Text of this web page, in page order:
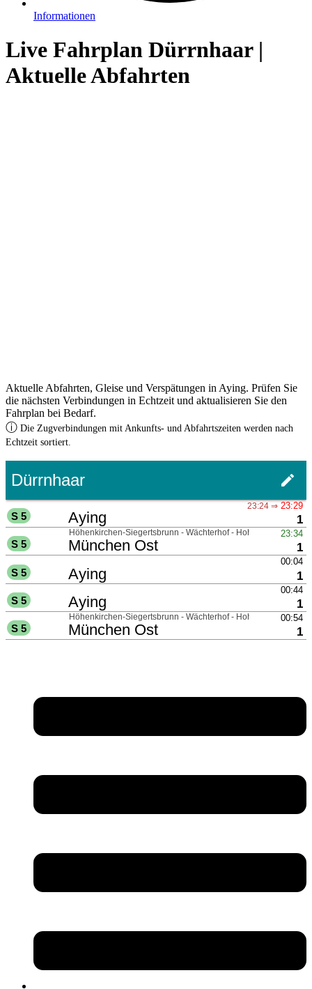
Informationen
Live Fahrplan Dürrnhaar |
Aktuelle Abfahrten
Aktuelle Abfahrten, Gleise und Verspätungen in Aying. Prüfen Sie
die nächsten Verbindungen in Echtzeit und aktualisieren Sie den
Fahrplan bei Bedarf.
ⓘ Die Zugverbindungen mit Ankunfts- und Abfahrtszeiten werden nach
Echtzeit sortiert.